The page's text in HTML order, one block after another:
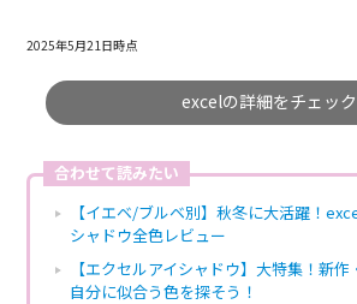
2025年5月21日時点
excelの詳細をチェック
合わせて読みたい
【イエベ/ブルベ別】秋冬に大活躍！
シャドウ全色レビュー
【エクセルアイシャドウ】大特集！新
自分に似合う色を探そう！